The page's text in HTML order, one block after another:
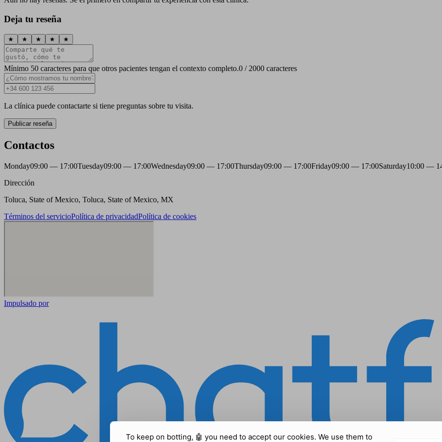
Deja tu reseña
★ ★ ★ ★ ★
Mínimo 50 caracteres para que otros pacientes tengan el contexto completo.0 / 2000 caracteres
La clínica puede contactarte si tiene preguntas sobre tu visita.
Publicar reseña
Contactos
Monday09:00 — 17:00Tuesday09:00 — 17:00Wednesday09:00 — 17:00Thursday09:00 — 17:00Friday09:00 — 17:00Saturday10:00 —
Dirección
Toluca, State of Mexico, Toluca, State of Mexico, MX
Términos del servicioPolítica de privacidadPolítica de cookies
Impulsado por
To keep on botting, 🤖 you need to accept our cookies. We use them to